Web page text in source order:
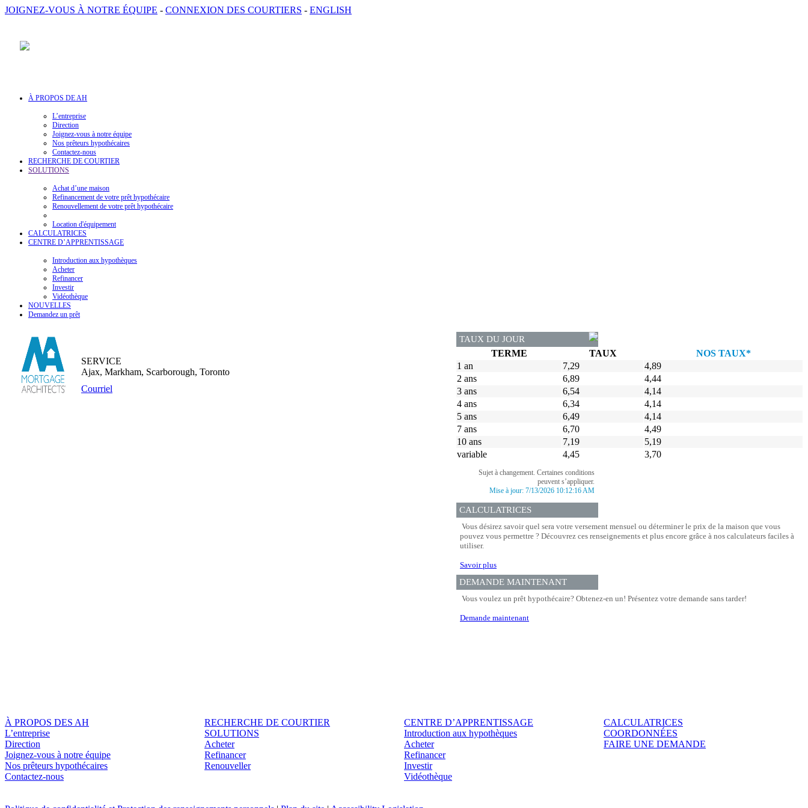
JOIGNEZ-VOUS À NOTRE ÉQUIPE - CONNEXION DES COURTIERS - ENGLISH
À PROPOS DE AH
L’entreprise
Direction
Joignez-vous à notre équipe
Nos prêteurs hypothécaires
Contactez-nous
RECHERCHE DE COURTIER
SOLUTIONS
Achat d’une maison
Refinancement de votre prêt hypothécaire
Renouvellement de votre prêt hypothécaire
Location d'équipement
CALCULATRICES
CENTRE D’APPRENTISSAGE
Introduction aux hypothèques
Acheter
Refinancer
Investir
Vidéothèque
NOUVELLES
Demandez un prêt
SERVICE
Ajax, Markham, Scarborough, Toronto
Courriel
TAUX DU JOUR
TERME TAUX
NOS TAUX*
1 an
7,29
4,89
2 ans
6,89
4,44
3 ans
6,54
4,14
4 ans
6,34
4,14
5 ans
6,49
4,14
7 ans
6,70
4,49
10 ans
7,19
5,19
variable
4,45 3,70
Sujet à changement. Certaines conditions
peuvent s’appliquer.
Mise à jour: 7/13/2026 10:12:16 AM
CALCULATRICES
Vous désirez savoir quel sera votre versement mensuel ou déterminer le prix de la maison que vous
pouvez vous permettre ? Découvrez ces renseignements et plus encore grâce à nos calculateurs faciles à
utiliser.
Savoir plus
DEMANDE MAINTENANT
Vous voulez un prêt hypothécaire? Obtenez-en un! Présentez votre demande sans tarder!
Demande maintenant
À PROPOS DES AH
L’entreprise
Direction
Joignez-vous à notre équipe
Nos prêteurs hypothécaires
Contactez-nous
RECHERCHE DE COURTIER
SOLUTIONS
Acheter
Refinancer
Renouveller
CENTRE D’APPRENTISSAGE
Introduction aux hypothèques
Acheter
Refinancer
Investir
Vidéothèque
CALCULATRICES
COORDONNÉES
FAIRE UNE DEMANDE